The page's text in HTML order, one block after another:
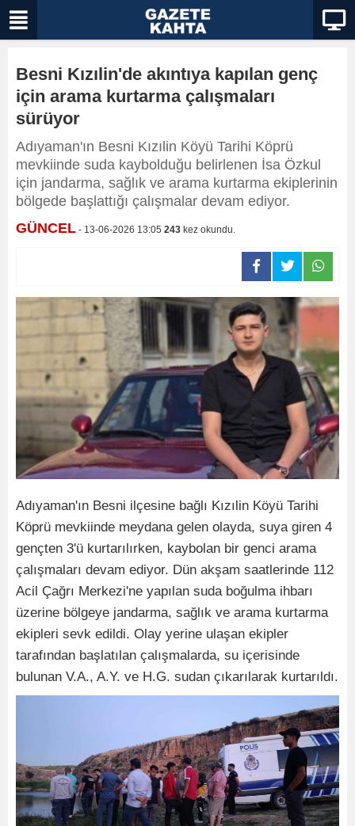
Besni Kızılin'de akıntıya kapılan genç
için arama kurtarma çalışmaları
sürüyor
Adıyaman'ın Besni Kızılin Köyü Tarihi Köprü
mevkiinde suda kaybolduğu belirlenen İsa Özkul
için jandarma, sağlık ve arama kurtarma ekiplerinin
bölgede başlattığı çalışmalar devam ediyor.
GÜNCEL - 13-06-2026 13:05 243 kez okundu.
Adıyaman'ın Besni ilçesine bağlı Kızılin Köyü Tarihi
Köprü mevkiinde meydana gelen olayda, suya giren 4
gençten 3'ü kurtarılırken, kaybolan bir genci arama
çalışmaları devam ediyor. Dün akşam saatlerinde 112
Acil Çağrı Merkezi'ne yapılan suda boğulma ihbarı
üzerine bölgeye jandarma, sağlık ve arama kurtarma
ekipleri sevk edildi. Olay yerine ulaşan ekipler
tarafından başlatılan çalışmalarda, su içerisinde
bulunan V.A., A.Y. ve H.G. sudan çıkarılarak kurtarıldı.